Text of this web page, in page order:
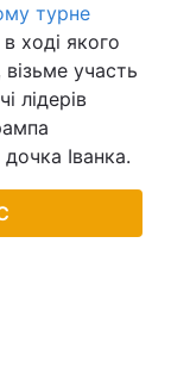
турне
в ході якого
візьме участь
лідерів
Іванка.